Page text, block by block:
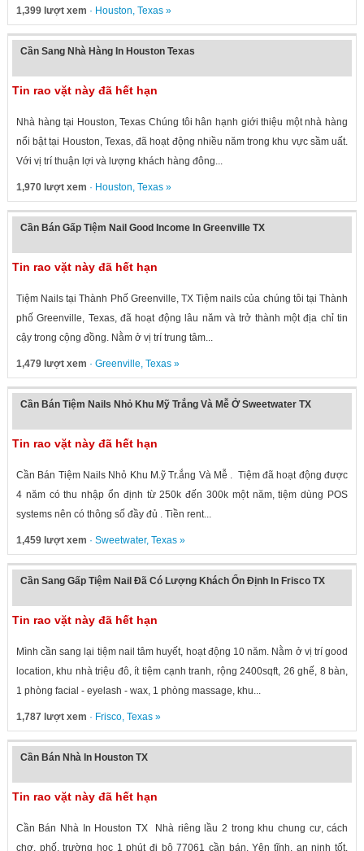
1,399 lượt xem · Houston, Texas»
Cần Sang Nhà Hàng In Houston Texas
Tin rao vặt này đã hết hạn
Nhà hàng tại Houston, Texas Chúng tôi hân hạnh giới thiệu một nhà hàng
nổi bật tại Houston, Texas, đã hoạt động nhiều năm trong khu vực sầm uất.
Với vị trí thuận lợi và lượng khách hàng đông...
1,970 lượt xem · Houston, Texas»
Cần Bán Gấp Tiệm Nail Good Income In Greenville TX
Tin rao vặt này đã hết hạn
Tiệm Nails tại Thành Phố Greenville, TX Tiệm nails của chúng tôi tại Thành
phố Greenville, Texas, đã hoạt động lâu năm và trở thành một địa chỉ tin
cậy trong cộng đồng. Nằm ở vị trí trung tâm...
1,479 lượt xem · Greenville, Texas»
Cần Bán Tiệm Nails Nhỏ Khu Mỹ Trắng Và Mễ Ở Sweetwater TX
Tin rao vặt này đã hết hạn
Cần Bán Tiệm Nails Nhỏ Khu M.ỹ Tr.ắng Và Mễ . Tiệm đã hoạt động được
4 năm có thu nhập ổn định từ 250k đến 300k một năm, tiệm dùng POS
systems nên có thông số đầy đủ . Tiền rent...
1,459 lượt xem · Sweetwater, Texas»
Cần Sang Gấp Tiệm Nail Đã Có Lượng Khách Ổn Định In Frisco TX
Tin rao vặt này đã hết hạn
Mình cần sang lại tiệm nail tâm huyết, hoạt động 10 năm. Nằm ở vị trí good
location, khu nhà triệu đô, ít tiệm cạnh tranh, rộng 2400sqft, 26 ghế, 8 bàn,
1 phòng facial - eyelash - wax, 1 phòng massage, khu...
1,787 lượt xem · Frisco, Texas»
Cần Bán Nhà In Houston TX
Tin rao vặt này đã hết hạn
Cần Bán Nhà In Houston TX Nhà riêng lầu 2 trong khu chung cư, cách
chợ, phố, trường học 1 phút đi bộ 77061 cần bán. Yên tĩnh, an ninh tốt.